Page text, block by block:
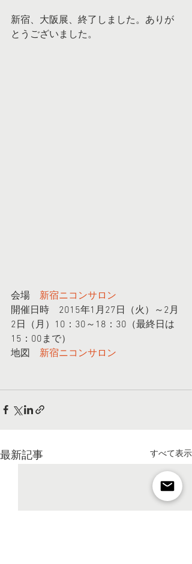
新宿、大阪展、終了しました。ありが
とうございました。
会場 新宿ニコンサロン
開催日時　2015年1月27日（火）～2月
2日（月）10：30～18：30（最終日は
15：00まで）
地図 新宿ニコンサロン
最新記事 すべて表示